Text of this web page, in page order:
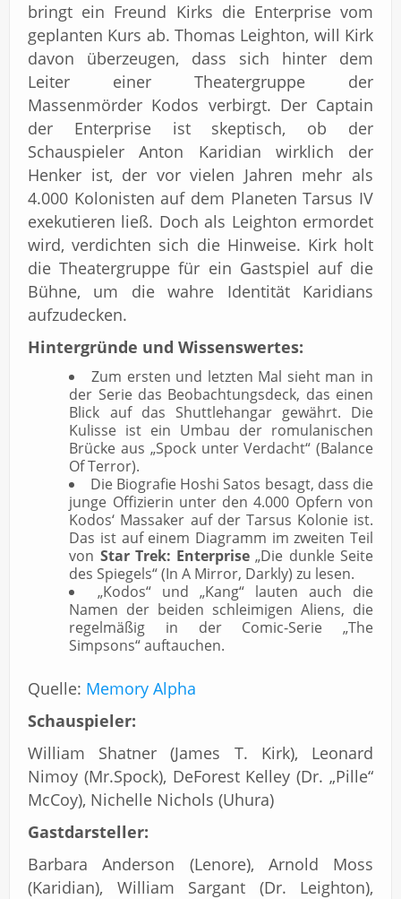
bringt ein Freund Kirks die Enterprise vom
geplanten Kurs ab. Thomas Leighton, will Kirk
davon überzeugen, dass sich hinter dem
Leiter einer Theatergruppe der
Massenmörder Kodos verbirgt. Der Captain
der Enterprise ist skeptisch, ob der
Schauspieler Anton Karidian wirklich der
Henker ist, der vor vielen Jahren mehr als
4.000 Kolonisten auf dem Planeten Tarsus IV
exekutieren ließ. Doch als Leighton ermordet
wird, verdichten sich die Hinweise. Kirk holt
die Theatergruppe für ein Gastspiel auf die
Bühne, um die wahre Identität Karidians
aufzudecken.
Hintergründe und Wissenswertes:
Zum ersten und letzten Mal sieht man in
der Serie das Beobachtungsdeck, das einen
Blick auf das Shuttlehangar gewährt. Die
Kulisse ist ein Umbau der romulanischen
Brücke aus „Spock unter Verdacht“ (Balance
Of Terror).
Die Biografie Hoshi Satos besagt, dass die
junge Offizierin unter den 4.000 Opfern von
Kodos‘ Massaker auf der Tarsus Kolonie ist.
Das ist auf einem Diagramm im zweiten Teil
von Star Trek: Enterprise „Die dunkle Seite
des Spiegels“ (In A Mirror, Darkly) zu lesen.
„Kodos“ und „Kang“ lauten auch die
Namen der beiden schleimigen Aliens, die
regelmäßig in der Comic-Serie „The
Simpsons“ auftauchen.
Quelle: Memory Alpha
Schauspieler:
William Shatner (James T. Kirk), Leonard
Nimoy (Mr.Spock), DeForest Kelley (Dr. „Pille“
McCoy), Nichelle Nichols (Uhura)
Gastdarsteller:
Barbara Anderson (Lenore), Arnold Moss
(Karidian), William Sargant (Dr. Leighton),